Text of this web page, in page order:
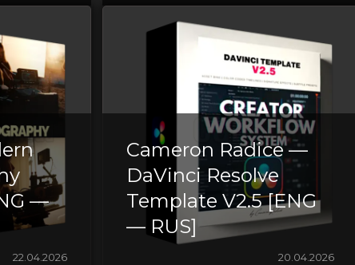
—
22.04.2026
Cameron Radice —
DaVinci Resolve
Template V2.5 [ENG
— RUS]
20.04.2026